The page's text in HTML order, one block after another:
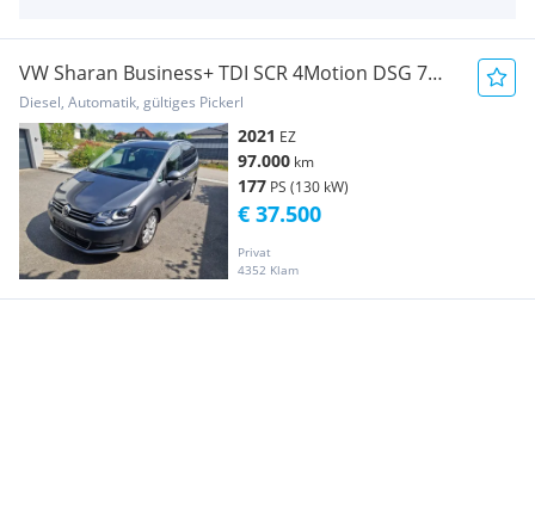
VW Sharan Business+ TDI SCR 4Motion DSG 7
Sitze
Diesel, Automatik, gültiges Pickerl
2021 EZ
97.000 km
177 PS (130 kW)
Privat
4352 Klam
€ 37.500